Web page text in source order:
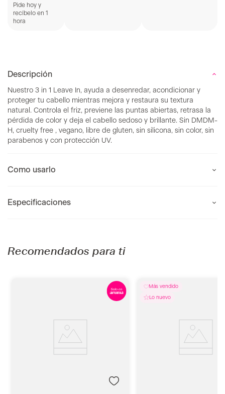
Pide hoy y
recíbelo en 1
hora
Descripción
Nuestro 3 in 1 Leave In, ayuda a desenredar, acondicionar y
proteger tu cabello mientras mejora y restaura su textura
natural. Controla el friz, previene las puntas abiertas, retrasa la
pérdida de color y deja el cabello sedoso y brillante. Sin DMDM-
H, cruelty free , vegano, libre de gluten, sin silicona, sin color, sin
parabenos y con protección UV.
Como usarlo
Especificaciones
Recomendados para ti